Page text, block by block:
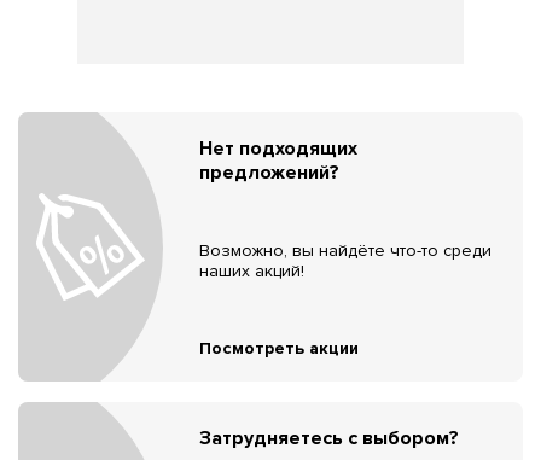
Нет подходящих
предложений?
Возможно, вы найдёте что-то среди
наших акций!
Посмотреть акции
Затрудняетесь с выбором?